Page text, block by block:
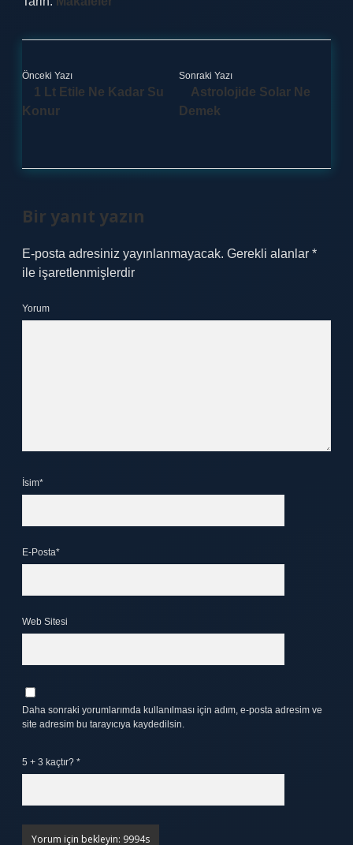
Önceki Yazı
1 Lt Etile Ne Kadar Su
Konur
Sonraki Yazı
Astrolojide Solar Ne
Demek
Bir yanıt yazın
E-posta adresiniz yayınlanmayacak. Gerekli alanlar *
ile işaretlenmişlerdir
Yorum
İsim*
E-Posta*
Web Sitesi
Daha sonraki yorumlarımda kullanılması için adım, e-posta adresim ve
site adresim bu tarayıcıya kaydedilsin.
5 + 3 kaçtır? *